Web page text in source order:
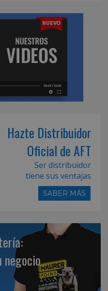
Hazte Distribuidor
Oficial de AFT
Ser distribuidor
tiene sus ventajas
SABER MÁS
negocio